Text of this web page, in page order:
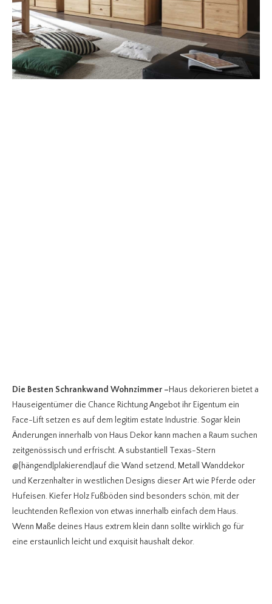
Die Besten Schrankwand Wohnzimmer –Haus dekorieren bietet a
Hauseigentümer die Chance Richtung Angebot ihr Eigentum ein
Face-Lift setzen es auf dem legitim estate Industrie. Sogar klein
Änderungen innerhalb von Haus Dekor kann machen a Raum suchen
zeitgenössisch und erfrischt. A substantiell Texas-Stern
@[hängend|plakierend|auf die Wand setzend, Metall Wanddekor
und Kerzenhalter in westlichen Designs dieser Art wie Pferde oder
Hufeisen. Kiefer Holz Fußböden sind besonders schön, mit der
leuchtenden Reflexion von etwas innerhalb einfach dem Haus.
Wenn Maße deines Haus extrem klein dann sollte wirklich go für
eine erstaunlich leicht und exquisit haushalt dekor.